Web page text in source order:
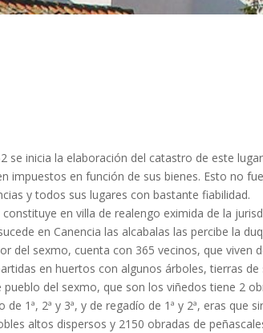
se inicia la elaboración del catastro de este
impuestos en función de sus bienes. Esto no
y todos sus lugares con bastante fiabilidad.
en villa de realengo eximida de la
en Canencia las alcabalas las percibe la
del sexmo, cuenta con 365 vecinos, que
en huertos con algunos árboles, tierras
del sexmo, que son los viñedos tiene 2
de 1ª, 2ª y 3ª, y de regadío de 1ª y 2ª, eras
altos dispersos y 2150 obradas de